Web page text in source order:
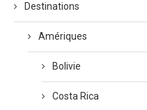
Destinations
Amériques
Bolivie
Costa Rica